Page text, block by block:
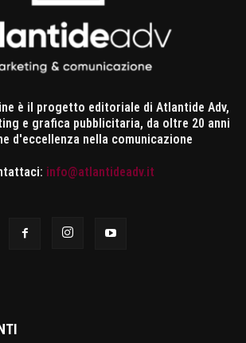
è il progetto editoriale di Atlantide Adv,
e grafica pubblicitaria, da oltre 20 anni
d'eccellenza nella comunicazione
info@atlantideadv.it